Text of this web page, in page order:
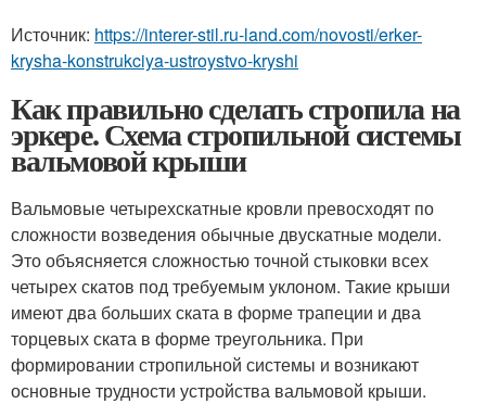
Источник: https://interer-stil.ru-land.com/novosti/erker-
krysha-konstrukciya-ustroystvo-kryshi
Как правильно сделать стропила на
эркере. Схема стропильной системы
вальмовой крыши
Вальмовые четырехскатные кровли превосходят по
сложности возведения обычные двускатные модели.
Это объясняется сложностью точной стыковки всех
четырех скатов под требуемым уклоном. Такие крыши
имеют два больших ската в форме трапеции и два
торцевых ската в форме треугольника. При
формировании стропильной системы и возникают
основные трудности устройства вальмовой крыши.